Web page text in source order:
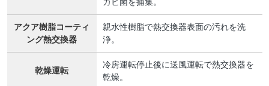
アクア樹脂コーティ
ング熱交換器
親水性樹脂で熱交換器表面の汚れを洗
浄。
乾燥運転
冷房運転停止後に送風運転で熱交換器を
乾燥。